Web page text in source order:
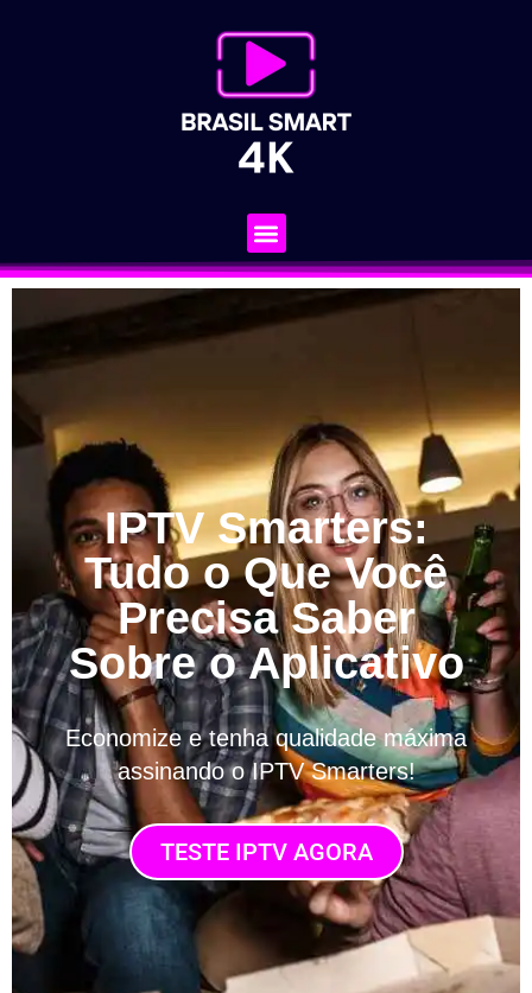
IPTV Smarters:
Tudo o Que Você
Precisa Saber
Sobre o Aplicativo
Economize e tenha qualidade máxima
assinando o IPTV Smarters!
TESTE IPTV AGORA